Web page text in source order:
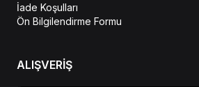
İade Koşulları
Ön Bilgilendirme Formu
ALIŞVERİŞ